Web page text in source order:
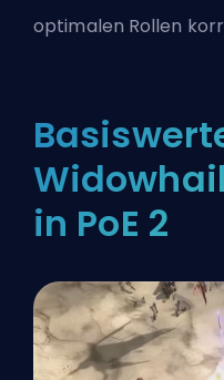
optimalen Rollen
in PoE 2